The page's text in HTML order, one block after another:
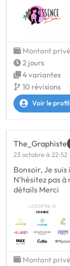
Montant privé
2 jours
4 variantes
10 révisions
Voir le profil
The_Graphiste
23 octobre à 22:52
Bonsoir, Je
N’hésitez pas
détails Merci
Montant privé